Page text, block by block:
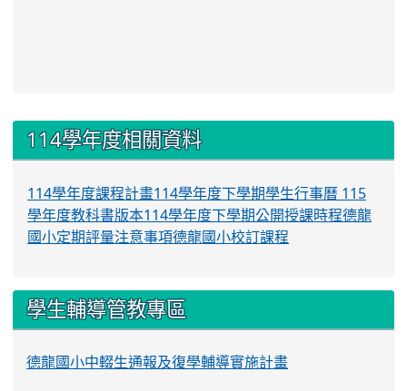
::: 114學年度相關資料
114學年度課程計畫114學年度下學期學生行事曆 115
學年度教科書版本114學年度下學期公開授課時程德龍
國小定期評量注意事項德龍國小校訂課程
學生輔導管教專區
德龍國小中輟生通報及復學輔導實施計畫